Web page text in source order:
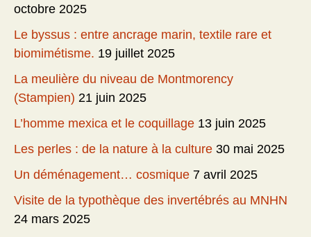
octobre 2025
Le byssus : entre ancrage marin, textile rare et
biomimétisme. 19 juillet 2025
La meulière du niveau de Montmorency
(Stampien) 21 juin 2025
L’homme mexica et le coquillage 13 juin 2025
Les perles : de la nature à la culture 30 mai 2025
Un déménagement… cosmique 7 avril 2025
Visite de la typothèque des invertébrés au MNHN
24 mars 2025